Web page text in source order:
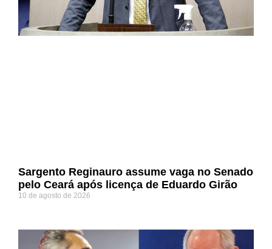
Sargento Reginauro assume vaga no Senado
pelo Ceará após licença de Eduardo Girão
10 de agosto de 2026